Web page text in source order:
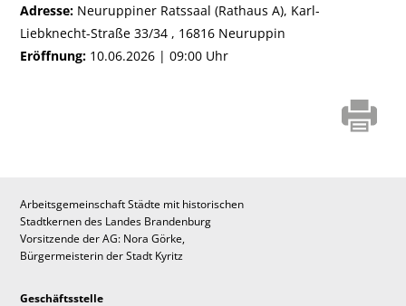
Adresse: Neuruppiner Ratssaal (Rathaus A), Karl-
Liebknecht-Straße 33/34 , 16816 Neuruppin
Eröffnung: 10.06.2026 | 09:00 Uhr
Arbeitsgemeinschaft Städte mit historischen
Stadtkernen des Landes Brandenburg
Vorsitzende der AG: Nora Görke,
Bürgermeisterin der Stadt Kyritz
Geschäftsstelle